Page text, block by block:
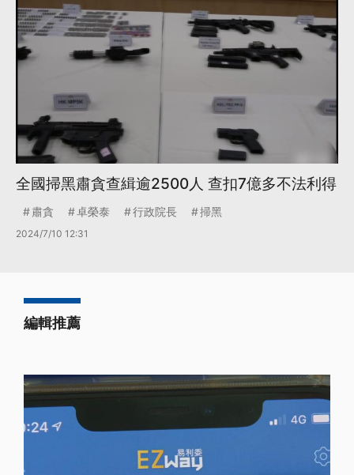
全國掃黑肅貪查緝逾2500人 查扣7億多不法利得
肅貪 卓榮泰 行政院長 掃黑
2024/7/10 12:31
編輯推薦